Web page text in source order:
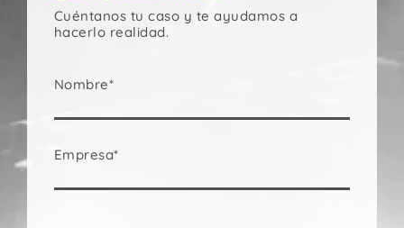
Cuéntanos tu caso y te ayudamos a
hacerlo realidad.
Nombre*
Empresa*